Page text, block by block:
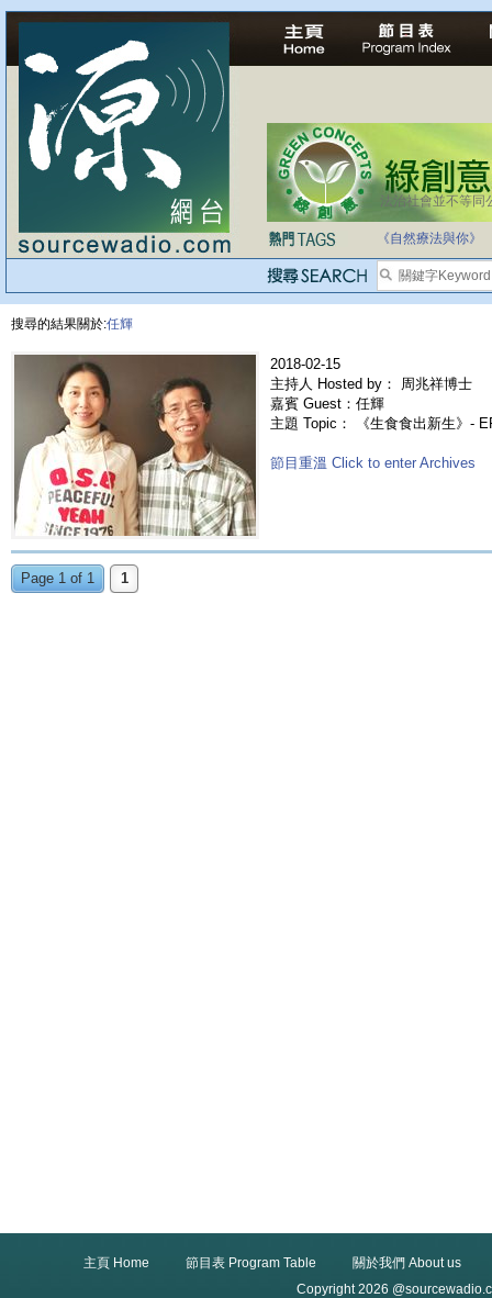
法治社會並不等同
《自然療法與你》
搜尋的結果關於:任輝
2018-02-15
主持人 Hosted by： 周兆祥博士
嘉賓 Guest：任輝
主題 Topic： 《生食食出新生》-
節目重溫 Click to enter Archives
Page 1 of 1 1
主頁 Home 節目表 Program Table
關於我們 About us
Copyright 2026